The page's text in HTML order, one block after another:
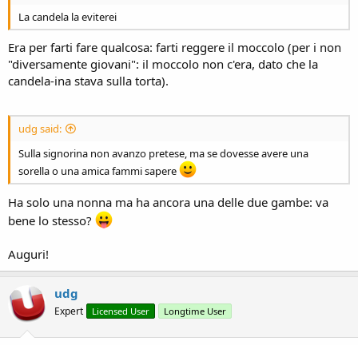
La candela la eviterei
Era per farti fare qualcosa: farti reggere il moccolo (per i non
"diversamente giovani": il moccolo non c'era, dato che la
candela-ina stava sulla torta).
udg said:
Sulla signorina non avanzo pretese, ma se dovesse avere una
sorella o una amica fammi sapere
Ha solo una nonna ma ha ancora una delle due gambe: va
bene lo stesso?
Auguri!
udg
Expert Licensed User Longtime User